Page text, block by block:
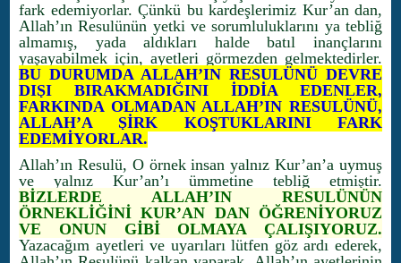
fark edemiyorlar. Çünkü bu kardeşlerimiz Kur’an dan,
Allah’ın Resulünün yetki ve sorumluluklarını ya tebliğ
almamış, yada aldıkları halde batıl inançlarını
yaşayabilmek için, ayetleri görmezden gelmektedirler.
BU DURUMDA ALLAH’IN RESULÜNÜ DEVRE
DIŞI BIRAKMADIĞINI İDDİA EDENLER,
FARKINDA OLMADAN ALLAH’IN RESULÜNÜ,
ALLAH’A ŞİRK KOŞTUKLARINI FARK
EDEMİYORLAR.
Allah’ın Resulü, O örnek insan yalnız Kur’an’a uymuş
ve yalnız Kur’an’ı ümmetine tebliğ etmiştir.
BİZLERDE ALLAH’IN RESULÜNÜN
ÖRNEKLİĞİNİ KUR’AN DAN ÖĞRENİYORUZ
VE ONUN GİBİ OLMAYA ÇALIŞIYORUZ.
Yazacağım ayetleri ve uyarıları lütfen göz ardı ederek,